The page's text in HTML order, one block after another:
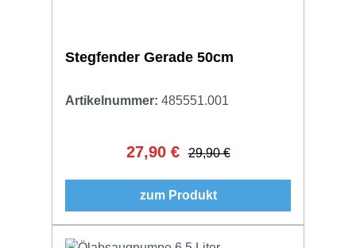
Stegfender Gerade 50cm
Artikelnummer: 485551.001
Verkaufspreis:
27,90 € Regulärer Preis:
29,90 €
zum Produkt